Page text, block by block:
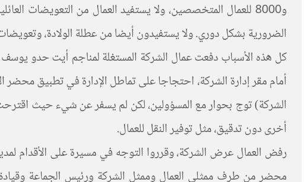
و8000 للعمال المتخصصين، ولا يستفيد العمال من التعويضات
الضرورية بشكل دوري. ولا يستفيدون أيضا من عطلة الولادة، وتعويضات
أمام مقر إدارة الشركة، احتجاجا على تماطل الإدارة في تطبيق
الشركة) توج بحوار مع المسؤولين، لكن لم يسفر عن شيء حيث اقترحت
أخرى دون تدقيق، مثل توفير النقل للعمال.
رفض العمال عرض الشركة، وقرروا التوجه في مسيرة على الأقدام
محضر من طرف ممثلي العمال وممثل الشركة ورئيس الجماعة وقيادة